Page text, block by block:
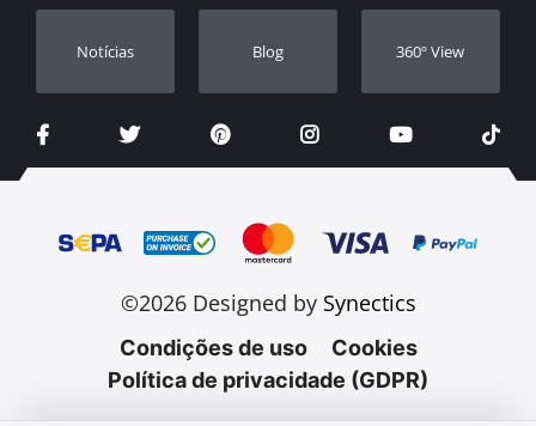
Notícias Blog 360º View
©2026 Designed by Synectics
Condições de uso
Cookies
Política de privacidade (GDPR)